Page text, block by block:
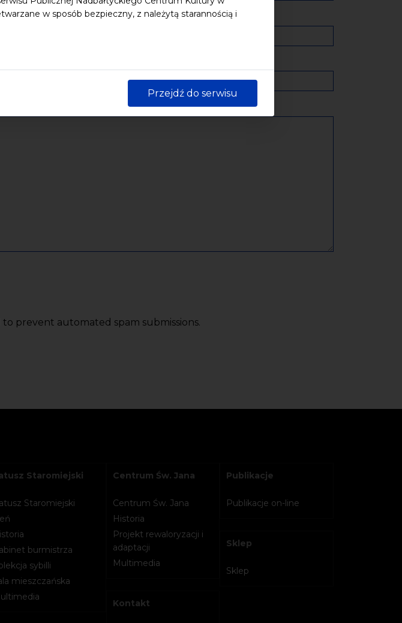
w sposób bezpieczny, z należytą starannością i
Przejdź do serwisu
prevent automated spam submissions.
Staromiejski
Staromiejski
burmistrza
sybilli
mieszczańska
Centrum Św. Jana
Centrum Św. Jana
Historia
Projekt rewaloryzacji i
adaptacji
Multimedia
Kontakt
Publikacje
Publikacje on-line
Sklep
Sklep